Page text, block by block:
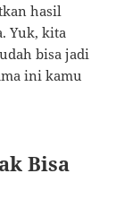
hasil
Yuk, kita
bisa jadi
ini kamu
Bisa